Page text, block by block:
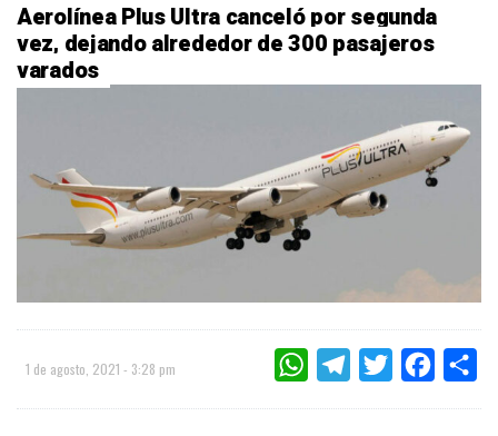
Aerolínea Plus Ultra canceló por segunda
vez, dejando alrededor de 300 pasajeros
varados
1 de agosto, 2021 - 3:28 pm WHATSAPPTELEGRAMTWITTER